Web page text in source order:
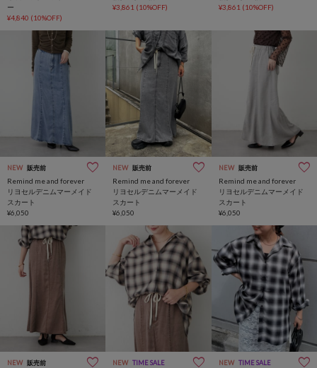
ー
¥4,840 (10%OFF)
¥3,861 (10%OFF)
¥3,861 (10%OFF)
NEW 販売前
Remind me and forever
リヨセルデニムマーメイド
スカート
¥6,050
NEW 販売前
Remind me and forever
リヨセルデニムマーメイド
スカート
¥6,050
NEW 販売前
Remind me and forever
リヨセルデニムマーメイド
スカート
¥6,050
NEW 販売前 NEW TIME SALE NEW TIME SALE